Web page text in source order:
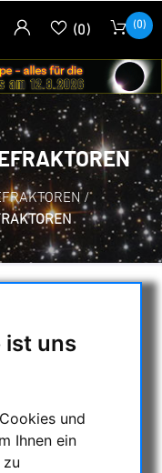
ist uns
und
Ihnen ein
(0) (0)
/
&